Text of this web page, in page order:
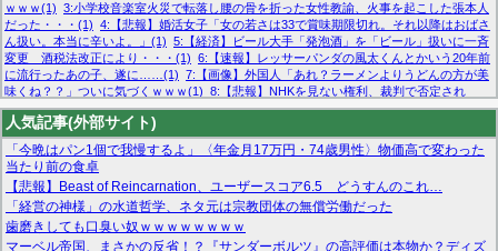
ｗｗｗ(1) 3:小学校音楽室火災で転落し腰の骨を折った女性教諭、火事を起こした張本人
だった・・・(1) 4:【悲報】婚活女子「女の若さは33で賞味期限切れ。それ以降はおばさ
ん扱い。本当に辛いよ。」(1) 5:【経済】ビール大手「発泡酒」を「ビール」扱いに一斉
変更 酒税法改正により・・・(1) 6:【速報】レッサーパンダの風太くんとかいう20年前
に流行ったあの子、遂に……(1) 7:【画像】外国人「あれ？ラーメンよりうどんの方が美
味くね？？」ついに気づくｗｗｗ(1) 8:【悲報】NHKを見ない権利、裁判で否定され
る・・・(1) 9:欧州委員長「原発縮小は間違いでした」(1) 10:【悲報】日本企業の人手不
足、限界突破 52%「正社員も足りてません…」(1)
人気記事(外部サイト)
「今晩はパン1個で我慢するよ」〈年金月17万円・74歳男性〉物価高で変わった
当たり前の食卓
【悲報】Beast of Reincarnation、ユーザースコア6.5 どうすんのこれ…
「経営の神様」の水道哲学、ネタ元は宗教団体の無償労働だった
歯磨きしても口臭い奴ｗｗｗｗｗｗｗｗ
マーベル帝国、まさかの反省！？『サンダーボルツ』の高評価は本物か？ディズ